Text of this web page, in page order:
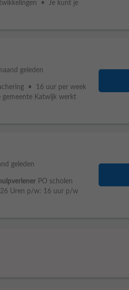
• Je kunt je
geleden
• 16 uur per week
Katwijk werkt
geleden
PO scholen
Uren p/w: 16 uur p/w